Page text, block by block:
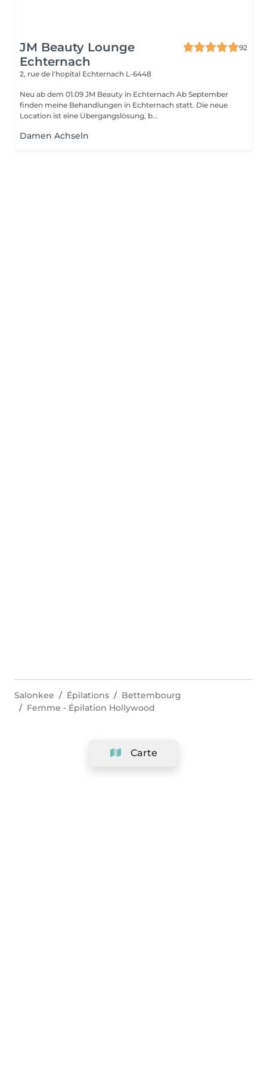
JM Beauty Lounge
Echternach
92
2, rue de l'hopital Echternach L-6448
Neu ab dem 01.09 JM Beauty in Echternach Ab September
finden meine Behandlungen in Echternach statt. Die neue
Location ist eine Übergangslösung, b...
Damen Achseln
Carte
Salonkee Épilations
Bettembourg
Femme - Épilation Hollywood